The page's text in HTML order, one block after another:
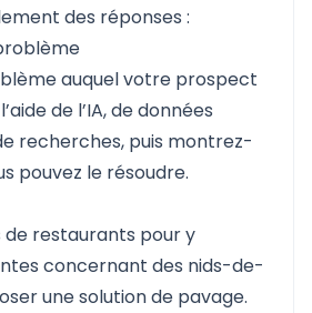
des réponses :
auquel votre prospect
de l’IA, de données
recherches, puis montrez-
pouvez le résoudre.
de restaurants pour y
concernant des nids-de-
une solution de pavage.